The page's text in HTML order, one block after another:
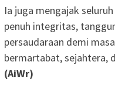
Ia juga mengajak
penuh integritas,
persaudaraan demi
bermartabat, sejahtera,
(AiWr)